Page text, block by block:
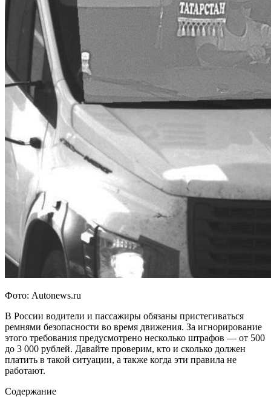
Фото: Autonews.ru
В России водители и пассажиры обязаны пристегиваться
ремнями безопасности во время движения. За игнорирование
этого требования предусмотрено несколько штрафов — от 500
до 3 000 рублей. Давайте проверим, кто и сколько должен
платить в такой ситуации, а также когда эти правила не
работают.
Содержание